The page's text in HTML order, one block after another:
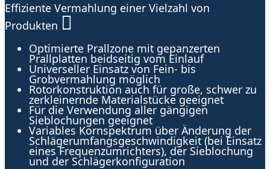
Effiziente Vermahlung einer Vielzahl von
Produkten
Optimierte Prallzone mit gepanzerten
Prallplatten beidseitig vom Einlauf
Universeller Einsatz von Fein- bis
Grobvermahlung möglich
Rotorkonstruktion auch für große, schwer zu
zerkleinernde Materialstücke geeignet
Für die Verwendung aller gängigen
Sieblochungen geeignet
Variables Kornspektrum über Änderung der
Schlägerumfangsgeschwindigkeit (bei Einsatz
eines Frequenzumrichters), der Sieblochung
und der Schlägerkonfiguration